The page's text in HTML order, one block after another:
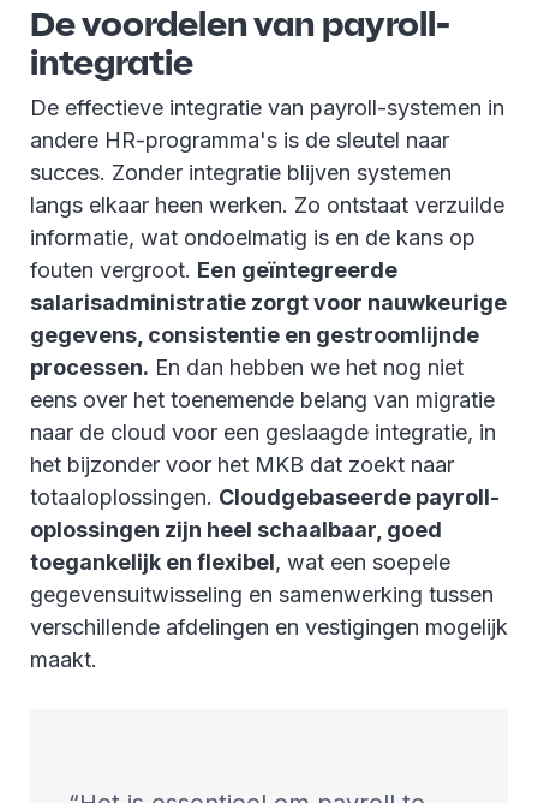
De voordelen van payroll-
integratie
De effectieve integratie van payroll-systemen in
andere HR-programma's is de sleutel naar
succes. Zonder integratie blijven systemen
langs elkaar heen werken. Zo ontstaat verzuilde
informatie, wat ondoelmatig is en de kans op
fouten vergroot. Een geïntegreerde
salarisadministratie zorgt voor nauwkeurige
gegevens, consistentie en gestroomlijnde
processen. En dan hebben we het nog niet
eens over het toenemende belang van migratie
naar de cloud voor een geslaagde integratie, in
het bijzonder voor het MKB dat zoekt naar
totaaloplossingen. Cloudgebaseerde payroll-
oplossingen zijn heel schaalbaar, goed
toegankelijk en flexibel, wat een soepele
gegevensuitwisseling en samenwerking tussen
verschillende afdelingen en vestigingen mogelijk
maakt.